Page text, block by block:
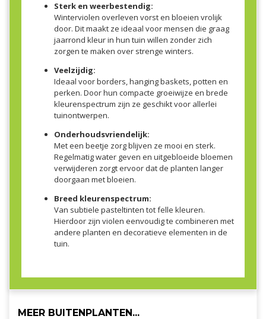
Sterk en weerbestendig:
Winterviolen overleven vorst en bloeien vrolijk
door. Dit maakt ze ideaal voor mensen die graag
jaarrond kleur in hun tuin willen zonder zich
zorgen te maken over strenge winters.
Veelzijdig:
Ideaal voor borders, hanging baskets, potten en
perken. Door hun compacte groeiwijze en brede
kleurenspectrum zijn ze geschikt voor allerlei
tuinontwerpen.
Onderhoudsvriendelijk:
Met een beetje zorg blijven ze mooi en sterk.
Regelmatig water geven en uitgebloeide bloemen
verwijderen zorgt ervoor dat de planten langer
doorgaan met bloeien.
Breed kleurenspectrum:
Van subtiele pasteltinten tot felle kleuren.
Hierdoor zijn violen eenvoudig te combineren met
andere planten en decoratieve elementen in de
tuin.
MEER BUITENPLANTEN...